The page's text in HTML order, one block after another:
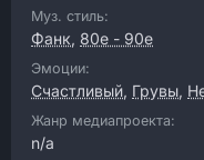
Муз. стиль:
Фанк, 80е - 90е
Эмоции:
Счастливый, Грувы,
Жанр медиапроекта:
n/a